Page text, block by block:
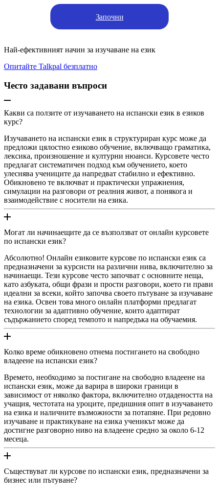
Започни
Най-ефективният начин за изучаване на език
Опитайте Talkpal безплатно
Често задавани въпроси
Какви са ползите от изучаването на испански език в езиков
курс?
Изучаването на испански език в структуриран курс може да
предложи цялостно езиково обучение, включващо граматика,
лексика, произношение и културни нюанси. Курсовете често
предлагат систематичен подход към обучението, което
улеснява учениците да напредват стабилно и ефективно.
Обикновено те включват и практически упражнения,
симулации на разговори от реалния живот, а понякога и
взаимодействие с носители на езика.
Могат ли начинаещите да се възползват от онлайн курсовете
по испански език?
Абсолютно! Онлайн езиковите курсове по испански език са
предназначени за курсисти на различни нива, включително за
начинаещи. Тези курсове често започват с основните неща,
като азбуката, общи фрази и прости разговори, което ги прави
идеални за всеки, който започва своето пътуване за изучаване
на езика. Освен това много онлайн платформи предлагат
технологии за адаптивно обучение, които адаптират
съдържанието според темпото и напредъка на обучаемия.
Колко време обикновено отнема постигането на свободно
владеене на испански език?
Времето, необходимо за постигане на свободно владеене на
испански език, може да варира в широки граници в
зависимост от няколко фактора, включително отдадеността на
учащия, честотата на уроците, предишния опит в изучаването
на езика и наличните възможности за потапяне. При редовно
изучаване и практикуване на езика ученикът може да
достигне разговорно ниво на владеене средно за около 6-12
месеца.
Съществуват ли курсове по испански език, предназначени за
бизнес или пътуване?